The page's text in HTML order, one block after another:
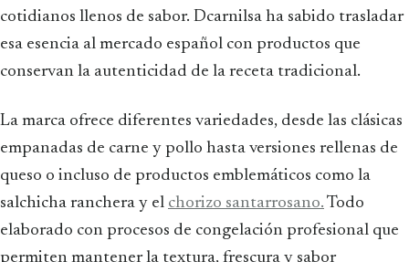
cotidianos llenos de sabor. Dcarnilsa ha sabido trasladar
esa esencia al mercado español con productos que
conservan la autenticidad de la receta tradicional.
La marca ofrece diferentes variedades, desde las clásicas
empanadas de carne y pollo hasta versiones rellenas de
queso o incluso de productos emblemáticos como la
salchicha ranchera y el chorizo santarrosano. Todo
elaborado con procesos de congelación profesional que
permiten mantener la textura, frescura y sabor